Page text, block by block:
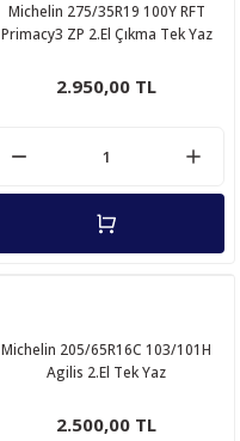
Michelin 275/35R19 100Y RFT
Primacy3 ZP 2.El Çıkma Tek Yaz
2.950,00 TL
Michelin 205/65R16C 103/101H
Agilis 2.El Tek Yaz
2.500,00 TL